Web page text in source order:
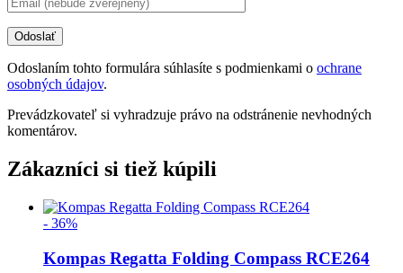
Odoslaním tohto formulára súhlasíte s podmienkami o ochrane
osobných údajov.
Prevádzkovateľ si vyhradzuje právo na odstránenie nevhodných
komentárov.
Zákazníci si tiež kúpili
- 36%
Kompas Regatta Folding Compass RCE264